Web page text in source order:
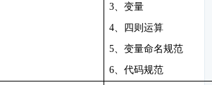
3、变量
4、四则运算
5、变量命名规范
6、代码规范